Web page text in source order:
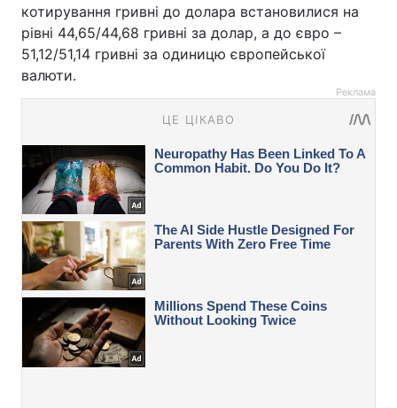
котирування гривні до долара встановилися на
рівні 44,65/44,68 гривні за долар, а до євро –
51,12/51,14 гривні за одиницю європейської
валюти.
Реклама